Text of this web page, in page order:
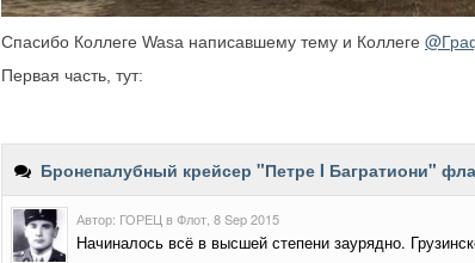
Спасибо Коллеге Wasa написавшему тему и Коллеге
Первая часть, тут: